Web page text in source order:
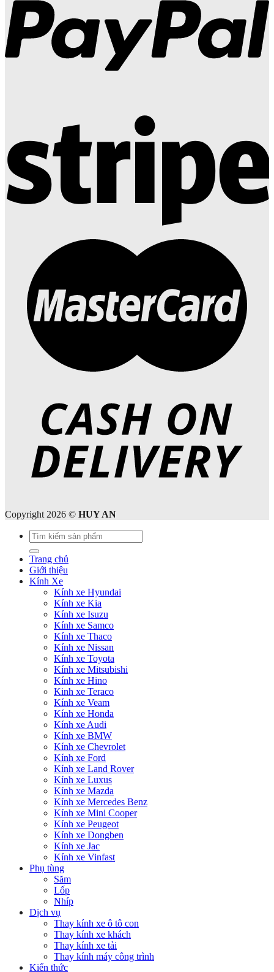
Copyright 2026 © HUY AN
Tìm
kiếm:
Trang chủ
Giới thiệu
Kính Xe
Kính xe Hyundai
Kính xe Kia
Kính xe Isuzu
Kính xe Samco
Kính xe Thaco
Kính xe Nissan
Kính xe Toyota
Kính xe Mitsubishi
Kính xe Hino
Kinh xe Teraco
Kính xe Veam
Kính xe Honda
Kính xe Audi
Kính xe BMW
Kính xe Chevrolet
Kính xe Ford
Kính xe Land Rover
Kính xe Luxus
Kính xe Mazda
Kính xe Mercedes Benz
Kính xe Mini Cooper
Kính xe Peugeot
Kính xe Dongben
Kính xe Jac
Kính xe Vinfast
Phụ tùng
Săm
Lốp
Nhíp
Dịch vụ
Thay kính xe ô tô con
Thay kính xe khách
Thay kính xe tải
Thay kính máy công trình
Kiến thức